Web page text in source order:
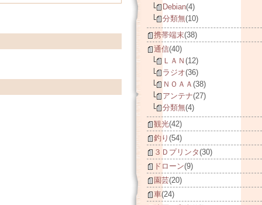
Debian(4)
分類無(10)
携帯端末(38)
通信(40)
ＬＡＮ (12)
ラジオ(36)
ＮＯＡＡ (38)
アンテナ(27)
分類無(4)
観光(42)
釣り (54)
３Ｄプリンタ(30)
ドローン(9)
園芸(20)
車(24)